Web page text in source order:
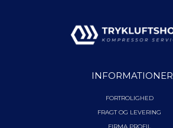
INFORMATIONER
FORTROLIGHED
FRAGT OG LEVERING
FIRMA PROFIL